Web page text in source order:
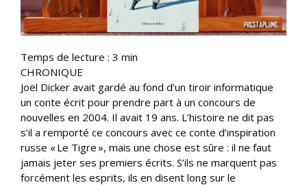
Temps de lecture : 3 min
CHRONIQUE
Joël Dicker avait gardé au fond d’un tiroir informatique
un conte écrit pour prendre part à un concours de
nouvelles en 2004. Il avait 19 ans. L’histoire ne dit pas
s’il a remporté ce concours avec ce conte d’inspiration
russe « Le Tigre », mais une chose est sûre : il ne faut
jamais jeter ses premiers écrits. S’ils ne marquent pas
forcément les esprits, ils en disent long sur le